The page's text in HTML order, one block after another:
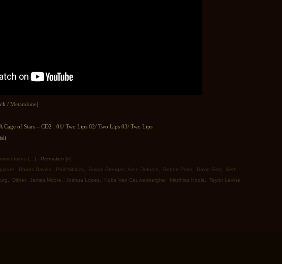
/ Metamkine)
Cage of Stars – CD2 : 01/ Two Lips 02/ Two Lips 03/ Two Lips
[ ] - Permalien [#]
Rhodri Davies Phill Niblock Susan Stenger, Arne Deforce Robert Poss David First
Seth
Dither, James Moore Joshua Lopes Kobe Van Cauwenberghe Matthias Koole Taylor Levine